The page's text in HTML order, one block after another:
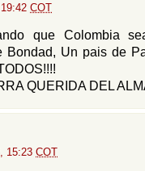
COT
que Colombia
Bondad, Un pais de
QUERIDA DEL
15:23 COT